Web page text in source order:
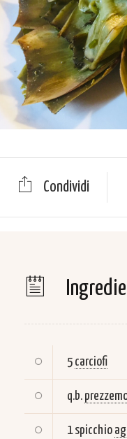
Condividi
5 carciofi
q.b.
1 spicchio